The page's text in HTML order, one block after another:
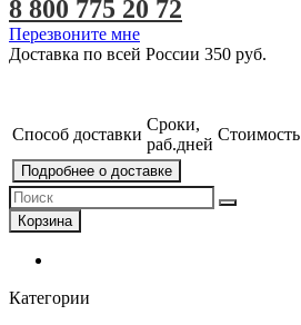
8 800 775 20 72
Перезвоните мне
Доставка по всей России 350 руб.
Способ доставки
Сроки,
раб.дней
Стоимость
Подробнее о доставке
Корзина
Категории